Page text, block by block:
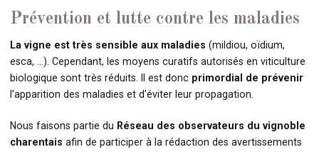
Prévention et lutte contre les maladies
La vigne est très sensible aux maladies (mildiou, oïdium,
esca, …). Cependant, les moyens curatifs autorisés en viticulture
biologique sont très réduits. Il est donc primordial de prévenir
l'apparition des maladies et d'éviter leur propagation.
Nous faisons partie du Réseau des observateurs du vignoble
charentais afin de participer à la rédaction des avertissements